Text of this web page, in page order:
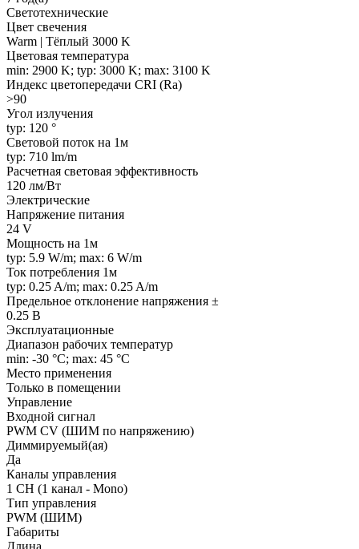
Светотехнические
Цвет свечения
Warm | Тёплый 3000 K
Цветовая температура
min: 2900 K; typ: 3000 K; max: 3100 K
Индекс цветопередачи CRI (Ra)
>90
Угол излучения
typ: 120 °
Световой поток на 1м
typ: 710 lm/m
Расчетная световая эффективность
120 лм/Вт
Электрические
Напряжение питания
24 V
Мощность на 1м
typ: 5.9 W/m; max: 6 W/m
Ток потребления 1м
typ: 0.25 A/m; max: 0.25 A/m
Предельное отклонение напряжения ±
0.25 В
Эксплуатационные
Диапазон рабочих температур
min: -30 °C; max: 45 °C
Место применения
Только в помещении
Управление
Входной сигнал
PWM СV (ШИМ по напряжению)
Диммируемый(ая)
Да
Каналы управления
1 CH (1 канал - Mono)
Тип управления
PWM (ШИМ)
Габариты
Длина